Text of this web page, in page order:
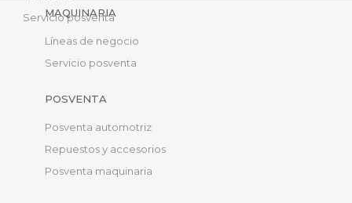
Servicio posventa
MAQUINARIA
Líneas de negocio
Servicio posventa
POSVENTA
Posventa automotriz
Repuestos y accesorios
Posventa maquinaria